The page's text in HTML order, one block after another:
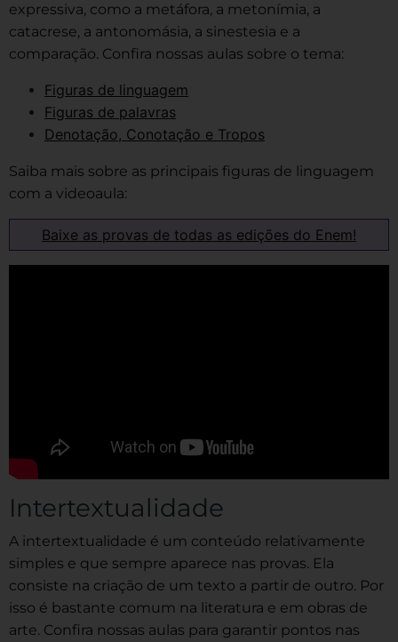
expressiva, como a metáfora, a metonímia, a
catacrese, a antonomásia, a sinestesia e a
comparação. Confira nossas aulas sobre o tema:
Figuras de linguagem
Figuras de palavras
Denotação, Conotação e Tropos
Saiba mais sobre as principais figuras de linguagem
com a videoaula:
Baixe as provas de todas as edições do Enem!
Intertextualidade
A intertextualidade é um conteúdo relativamente
simples e que sempre aparece nas provas. Ela
consiste na criação de um texto a partir de outro. Por
isso é bastante comum na literatura e em obras de
arte. Confira nossas aulas para garantir pontos nas